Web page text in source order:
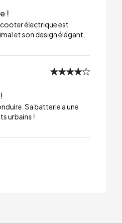
!
électrique est
et son design élégant.
Sa batterie a une
urbains !